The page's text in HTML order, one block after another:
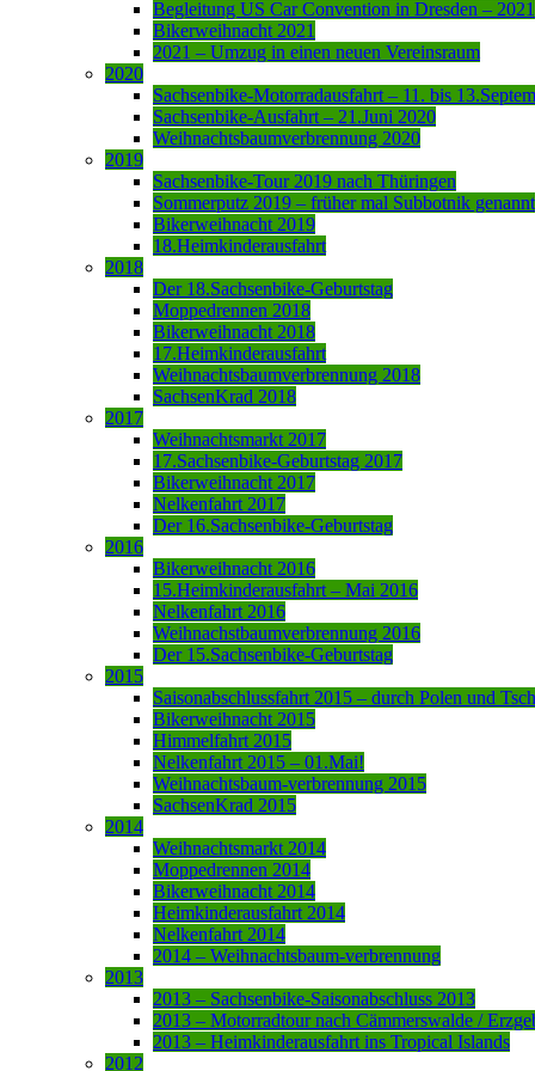
Begleitung US Car Convention in Dresden – 2021
Bikerweihnacht 2021
2021 – Umzug in einen neuen Vereinsraum
2020
Sachsenbike-Motorradausfahrt – 11. bis
Sachsenbike-Ausfahrt – 21.Juni 2020
Weihnachtsbaumverbrennung 2020
2019
Sachsenbike-Tour 2019 nach Thüringen
Sommerputz 2019 – früher mal Subbotnik genannt
Bikerweihnacht 2019
18.Heimkinderausfahrt
2018
Der 18.Sachsenbike-Geburtstag
Moppedrennen 2018
Bikerweihnacht 2018
17.Heimkinderausfahrt
Weihnachtsbaumverbrennung 2018
SachsenKrad 2018
2017
Weihnachtsmarkt 2017
17.Sachsenbike-Geburtstag 2017
Bikerweihnacht 2017
Nelkenfahrt 2017
Der 16.Sachsenbike-Geburtstag
2016
Bikerweihnacht 2016
15.Heimkinderausfahrt – Mai 2016
Nelkenfahrt 2016
Weihnachstbaumverbrennung 2016
Der 15.Sachsenbike-Geburtstag
2015
Saisonabschlussfahrt 2015 – durch Polen und
Bikerweihnacht 2015
Himmelfahrt 2015
Nelkenfahrt 2015 – 01.Mai!
Weihnachtsbaum-verbrennung 2015
SachsenKrad 2015
2014
Weihnachtsmarkt 2014
Moppedrennen 2014
Bikerweihnacht 2014
Heimkinderausfahrt 2014
Nelkenfahrt 2014
2014 – Weihnachtsbaum-verbrennung
2013
2013 – Sachsenbike-Saisonabschluss 2013
2013 – Motorradtour nach Cämmerswalde /
2013 – Heimkinderausfahrt ins Tropical Islands
2012